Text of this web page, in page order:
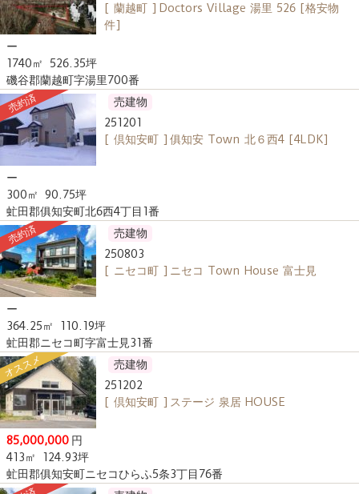
[ 蘭越町 ] Doctors Village 湯里 526 [格安物
件]
ー
1740㎡
526.35坪
磯谷郡蘭越町字湯里700番
売約済
売建物
251201
[ 倶知安町 ] 俱知安 Town 北６西4 [4LDK]
ー
300㎡ 90.75坪
虻田郡俱知安町北6西4丁目1番
売約済
売建物
250803
[ ニセコ町 ] ニセコ Town House 富士見
ー
364.25㎡
110.19坪
虻田郡ニセコ町字富士見31番
オススメ
売建物
251202
[ 倶知安町 ] ステージ 泉居 HOUSE
85,000,000 円
413㎡
124.93坪
虻田郡俱知安町ニセコひらふ5条3丁目76番